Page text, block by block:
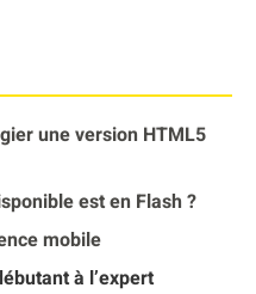
une version HTML5
est en Flash ?
mobile
à l’expert